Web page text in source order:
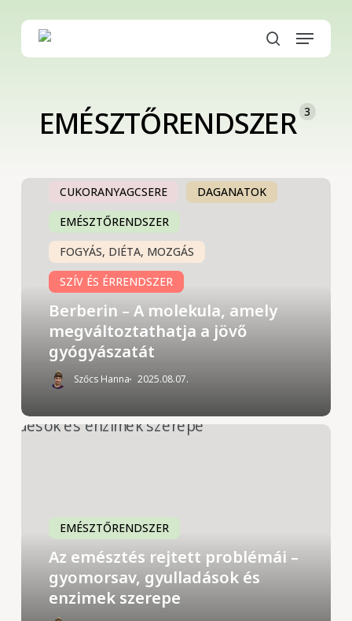
content
search
Menu
EMÉSZTŐRENDSZER 3
Berberin
molekula,
amely
megváltoztathatja
gyógyászatát
CUKORANYAGCSERE
DAGANATOK
EMÉSZTŐRENDSZER
FOGYÁS, DIÉTA, MOZGÁS
SZÍV ÉS ÉRRENDSZER
Berberin – A molekula, amely
megváltoztathatja a jövő
gyógyászatát
Szőcs Hanna 2025.08.07.
Az
gyomorsav,
gyulladások
enzimek
szerepe
EMÉSZTŐRENDSZER
Az emésztés rejtett problémái –
gyomorsav, gyulladások és
enzimek szerepe